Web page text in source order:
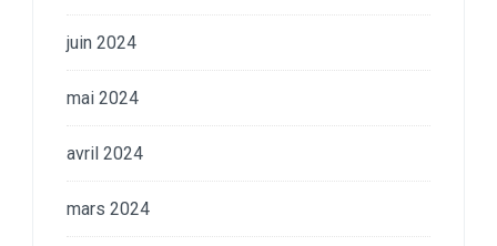
juin 2024
mai 2024
avril 2024
mars 2024